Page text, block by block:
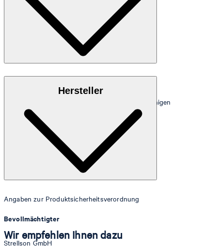
Hinweis: Regelmäßig mit einem feuchten Tuch reinigen
Hersteller
Angaben zur Produktsicherheitsverordnung
Bevollmächtigter
Strellson GmbH
Wir empfehlen Ihnen dazu